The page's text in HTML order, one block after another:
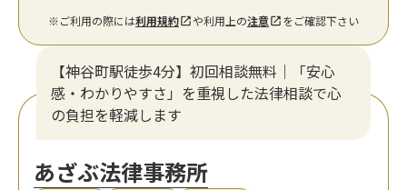
※ご利用の際には利用規約 や利用上の注意 をご確認下さい
【神谷町駅徒歩4分】初回相談無料｜「安心
感・わかりやすさ」を重視した法律相談で心
の負担を軽減します
あざぶ法律事務所